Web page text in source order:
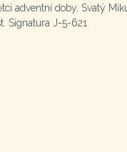
adventní doby, Svatý
Signatura J-5-621.